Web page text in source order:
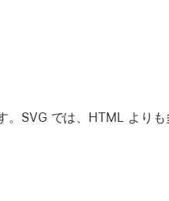
SVG では、HTML より